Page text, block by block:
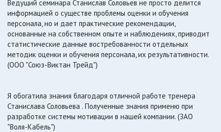
Ведущий семинара Станислав Соловьев не просто делится
информацией о существе проблемы оценки и обучения
персонала, но и дает практические рекомендации,
основанные на собственном опыте и наблюдениях, приводит
статистические данные востребованности отдельных
методик оценки и обучения персонала, их результативности.
(ООО "Союз-Виктан Трейд")
Я обогатила знания благодаря отличной работе тренера
Станислава Соловьева . Полученные знания применю при
разработке системы мотивации в нашей компании. (ЗАО
"Воля-Кабель")